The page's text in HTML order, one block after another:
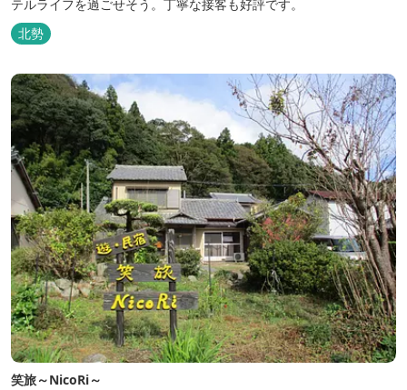
テルライフを過ごせそう。丁寧な接客も好評です。
北勢
笑旅～NicoRi～